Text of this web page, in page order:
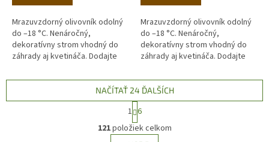
Mrazuvzdorný olivovník odolný
do –18 °C. Nenáročný,
dekoratívny strom vhodný do
záhrady aj kvetináča. Dodajte
atmosféru. (Prvá fotografia je
Mrazuvzdorný olivovník odolný
do –18 °C. Nenáročný,
dekoratívny strom vhodný do
záhrady aj kvetináča. Dodajte
atmosféru. (Prvá fotografia je
ilustračná,...
O
v
NAČÍTAŤ 24 ĎALŠÍCH
S
t
r
á
1 6
121položiek celkom